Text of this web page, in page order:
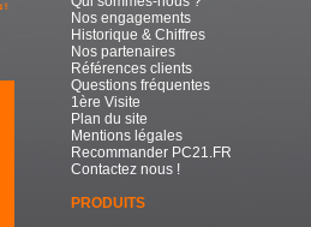
Nos engagements
Historique & Chiffres
Nos partenaires
Références clients
Questions fréquentes
1ère Visite
Plan du site
Mentions légales
Recommander PC21.FR
Contactez nous !
PRODUITS